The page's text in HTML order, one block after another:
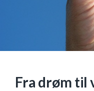
Fra drøm til